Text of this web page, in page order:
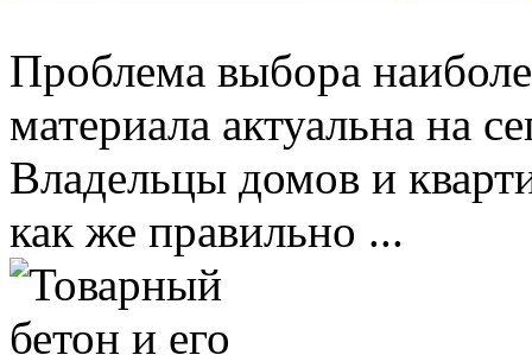
Проблема выбора
материала актуальна на
Владельцы домов и
как же правильно ...